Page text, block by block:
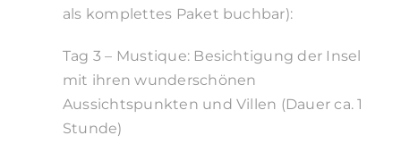
als komplettes Paket buchbar):
Tag 3 – Mustique: Besichtigung der Insel
mit ihren wunderschönen
Aussichtspunkten und Villen (Dauer ca. 1
Stunde)